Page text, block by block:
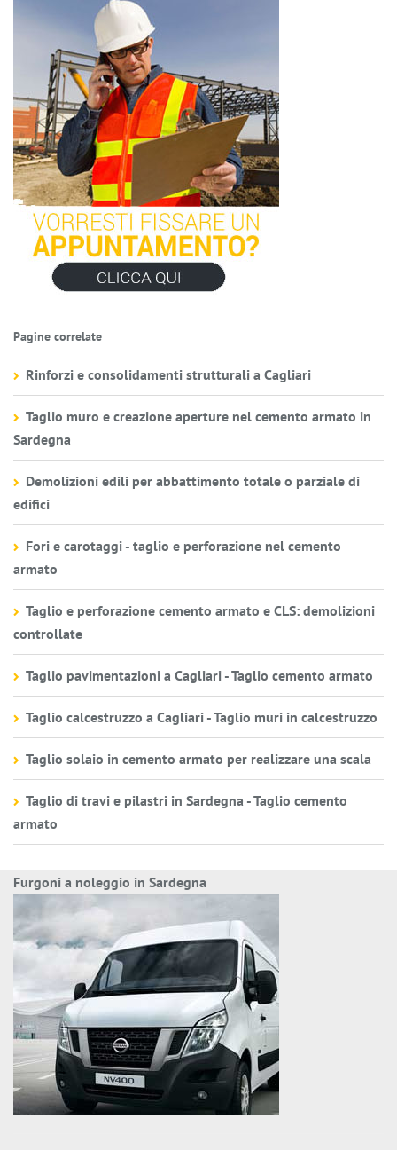
Pagine correlate
Rinforzi e consolidamenti strutturali a Cagliari
Taglio muro e creazione aperture nel cemento armato in
Sardegna
Demolizioni edili per abbattimento totale o parziale di
edifici
Fori e carotaggi - taglio e perforazione nel cemento
armato
Taglio e perforazione cemento armato e CLS: demolizioni
controllate
Taglio pavimentazioni a Cagliari - Taglio cemento armato
Taglio calcestruzzo a Cagliari - Taglio muri in calcestruzzo
Taglio solaio in cemento armato per realizzare una scala
Taglio di travi e pilastri in Sardegna - Taglio cemento
armato
Furgoni a noleggio in Sardegna